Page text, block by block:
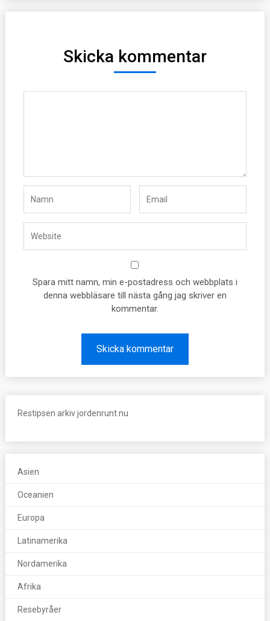
Skicka kommentar
Spara mitt namn, min e-postadress och webbplats i
denna webbläsare till nästa gång jag skriver en
kommentar.
Restipsen arkiv jordenrunt.nu
Asien
Oceanien
Europa
Latinamerika
Nordamerika
Afrika
Resebyråer